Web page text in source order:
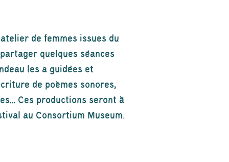
de femmes issues du
quelques séances
les a guidées et
de poèmes sonores,
Ces productions seront à
au Consortium Museum.